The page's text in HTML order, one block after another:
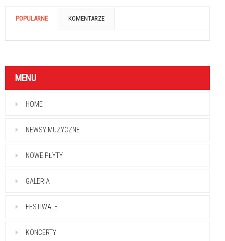
POPULARNE KOMENTARZE
MENU
HOME
NEWSY MUZYCZNE
NOWE PŁYTY
GALERIA
FESTIWALE
KONCERTY